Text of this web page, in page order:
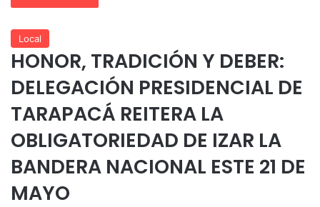
Local
HONOR, TRADICIÓN Y DEBER:
DELEGACIÓN PRESIDENCIAL DE
TARAPACÁ REITERA LA
OBLIGATORIEDAD DE IZAR LA
BANDERA NACIONAL ESTE 21 DE
MAYO